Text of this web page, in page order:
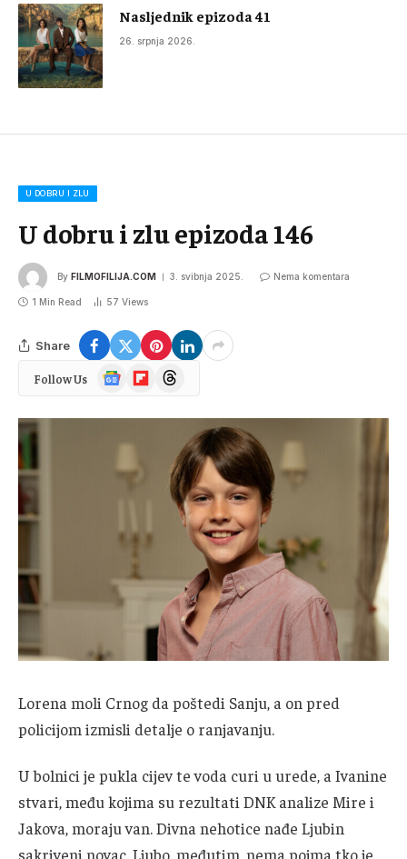
Nasljednik epizoda 41
26. srpnja 2026.
U DOBRU I ZLU
U dobru i zlu epizoda 146
By FILMOFILIJA.COM 3. svibnja 2025. Nema komentara
1 Min Read 57 Views
Share
Follow Us
Google
News
FlipboardThreads
Lorena moli Crnog da poštedi Sanju, a on pred
policijom izmisli detalje o ranjavanju.
U bolnici je pukla cijev te voda curi u urede, a Ivanine
stvari, među kojima su rezultati DNK analize Mire i
Jakova, moraju van. Divna nehotice nađe Ljubin
sakriveni novac. Ljubo, međutim, nema pojma tko je